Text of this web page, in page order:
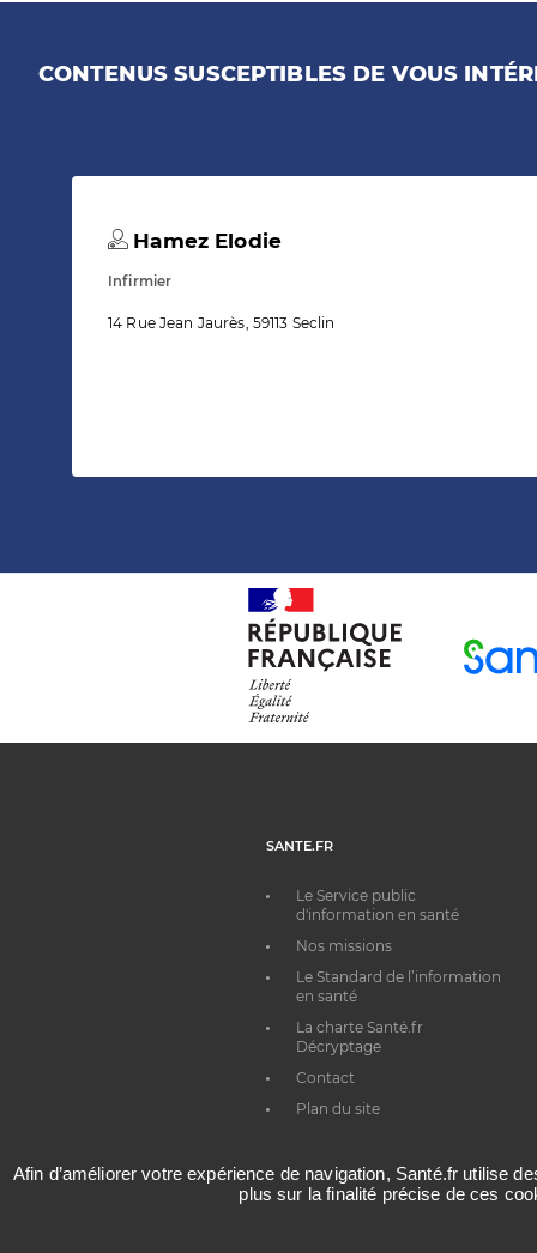
CONTENUS SUSCEPTIBLES DE VOUS
Hamez Elodie
Infirmier
14 Rue Jean Jaurès, 59113 Seclin
SANTE.FR
Le Service public
d'information en santé
Nos missions
Le Standard de l’information
en santé
La charte Santé.fr
Décryptage
Contact
Plan du site
Afin d’améliorer votre expérience de navigation, Santé.fr utilise
plus sur la finalité précise de ces